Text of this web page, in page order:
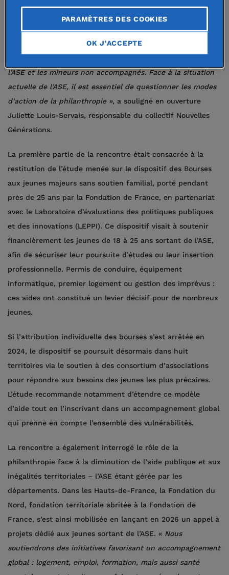
philanthropes et chercheurs.
« Acteur historique de l’aide à l’enfance vulnérable, la
Fondation de France a soutenu des projets auprès des
l’ASE et les mineurs non accompagnés. Face à la situation
actuelle de l’ASE, il est essentiel de questionner les modes
d’action de la philanthropie », a souligné en ouverture
Juliette Louis-Servais, responsable du collectif Nouvelles
Générations.
La première partie de la rencontre était consacrée à la
restitution de l’étude menée sur le dispositif des Bourses
aux jeunes majeurs sans soutien familial, porté pendant
près de 25 ans par la Fondation de France, en partenariat
avec le Laboratoire d’évaluations des politiques publiques
et des innovations (LEPPI). Ce dispositif visait à soutenir
financièrement les jeunes de 18 à 25 ans sortant de l’ASE,
afin de sécuriser leur poursuite d’études ou leur insertion
professionnelle. Permis de conduire, équipement
informatique, premier logement ou gestion des imprévus :
ces aides ont constitué un levier décisif pour de nombreux
jeunes.
Si l’attribution individuelle des bourses s’est arrêtée en
2024, le dispositif se poursuit désormais dans huit
territoires via le soutien à des consortium d’associations
pour répondre aux besoins des jeunes les plus précaires.
L’étude recommande notamment d’étendre ce modèle
d’aide tout en l’inscrivant dans un accompagnement global
qui prenne en compte l’ensemble des vulnérabilités.
La rencontre a également interrogé le rôle de la
philanthropie face à la diminution de l’aide publique et aux
inégalités territoriales – l’ASE étant gérée par les
départements. Dans les Hauts-de-France, la Fondation du
Nord, fondation territoriale abritée à la Fondation de
France, s’est ainsi mobilisée en lançant en 2026 un appel à
projets dédié aux jeunes sortant de l’ASE. « Nous
soutiendrons des initiatives favorisant un accompagnement
global : logement, emploi, formation, mais aussi santé
PARAMÈTRES DES COOKIES
OK J'ACCEPTE